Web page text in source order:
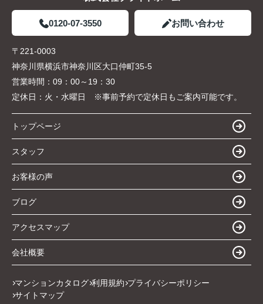
0120-07-3550 お問い合わせ
〒221-0003
神奈川県横浜市神奈川区大口仲町35-5
営業時間： 09：00～19：30
定休日： 火・水曜日 ※事前予約で定休日もご案内可能です。
トップページ
スタッフ
お客様の声
ブログ
アクセスマップ
会社概要
マンションカタログ 利用規約 プライバシーポリシー
サイトマップ